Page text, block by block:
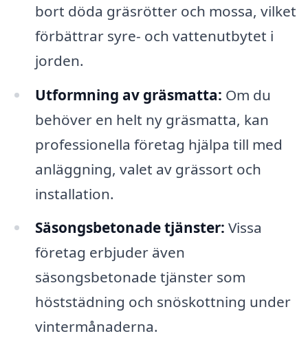
bort döda gräsrötter och mossa, vilket
förbättrar syre- och vattenutbytet i
jorden.
Utformning av gräsmatta: Om du
behöver en helt ny gräsmatta, kan
professionella företag hjälpa till med
anläggning, valet av grässort och
installation.
Säsongsbetonade tjänster: Vissa
företag erbjuder även
säsongsbetonade tjänster som
höststädning och snöskottning under
vintermånaderna.